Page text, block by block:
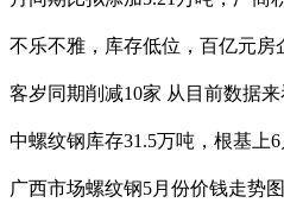
不乐不雅，库存低位，百亿元房
客岁同期削减10家 从目前数据
中螺纹钢库存31.5万吨，根基上
广西市场螺纹钢5月份价钱走势